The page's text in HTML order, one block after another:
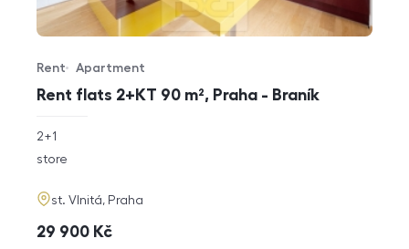
Rent flats 2+KT 90 m², Praha - Braník
Offer type
Rent
Property type
Apartment
rozměry
2+1
funkce
store
adresa
st. Vlnitá, Praha
cena
29 900 Kč